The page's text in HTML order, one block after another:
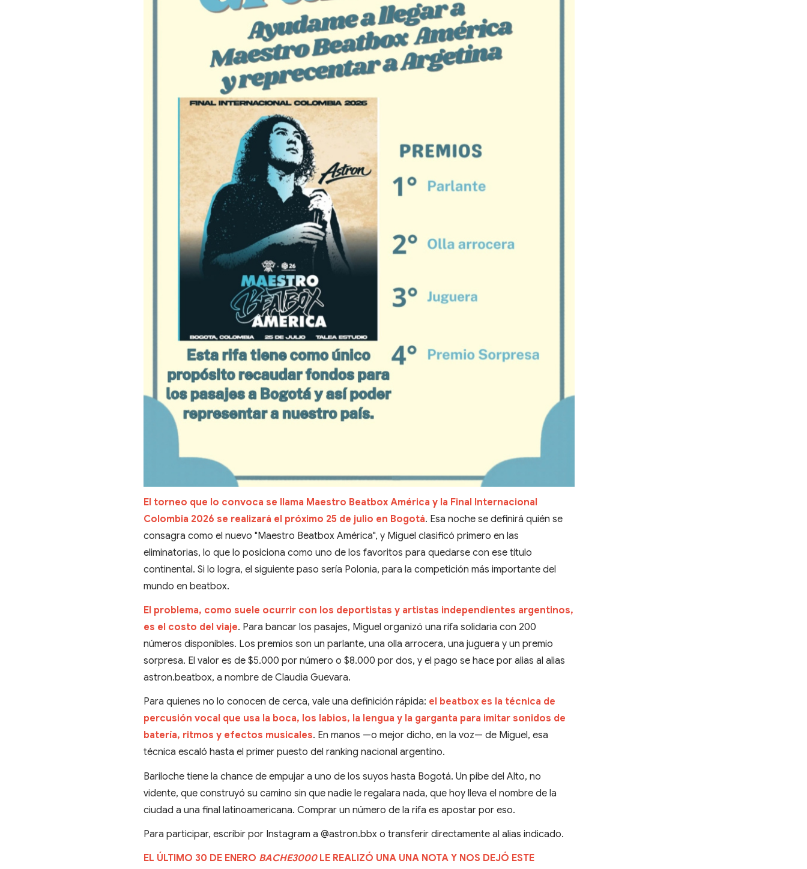
El torneo que lo convoca se llama Maestro Beatbox América y la Final Internacional
Colombia 2026 se realizará el próximo 25 de julio en Bogotá. Esa noche se definirá quién se
consagra como el nuevo "Maestro Beatbox América", y Miguel clasificó primero en las
eliminatorias, lo que lo posiciona como uno de los favoritos para quedarse con ese título
continental. Si lo logra, el siguiente paso sería Polonia, para la competición más importante del
mundo en beatbox.
El problema, como suele ocurrir con los deportistas y artistas independientes argentinos,
es el costo del viaje. Para bancar los pasajes, Miguel organizó una rifa solidaria con 200
números disponibles. Los premios son un parlante, una olla arrocera, una juguera y un premio
sorpresa. El valor es de $5.000 por número o $8.000 por dos, y el pago se hace por alias al alias
astron.beatbox, a nombre de Claudia Guevara.
Para quienes no lo conocen de cerca, vale una definición rápida: el beatbox es la técnica de
percusión vocal que usa la boca, los labios, la lengua y la garganta para imitar sonidos de
batería, ritmos y efectos musicales. En manos —o mejor dicho, en la voz— de Miguel, esa
técnica escaló hasta el primer puesto del ranking nacional argentino.
Bariloche tiene la chance de empujar a uno de los suyos hasta Bogotá. Un pibe del Alto, no
vidente, que construyó su camino sin que nadie le regalara nada, que hoy lleva el nombre de la
ciudad a una final latinoamericana. Comprar un número de la rifa es apostar por eso.
Para participar, escribir por Instagram a @astron.bbx o transferir directamente al alias indicado.
EL ÚLTIMO 30 DE ENERO BACHE3000LE REALIZÓ UNA UNA NOTA Y NOS DEJÓ ESTE